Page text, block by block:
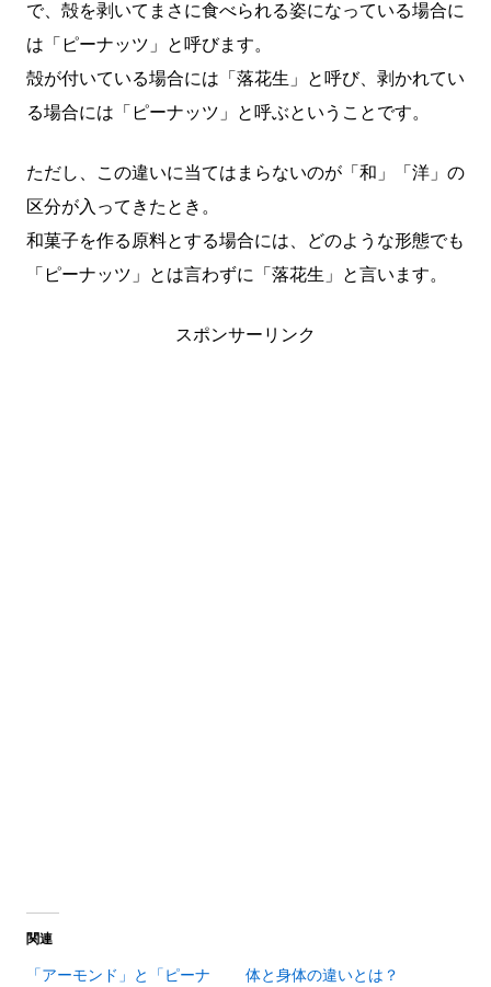
で、殻を剥いてまさに食べられる姿になっている場合に
は「ピーナッツ」と呼びます。
殻が付いている場合には「落花生」と呼び、剥かれてい
る場合には「ピーナッツ」と呼ぶということです。
ただし、この違いに当てはまらないのが「和」「洋」の
区分が入ってきたとき。
和菓子を作る原料とする場合には、どのような形態でも
「ピーナッツ」とは言わずに「落花生」と言います。
スポンサーリンク
関連
「アーモンド」と「ピーナ
体と身体の違いとは？